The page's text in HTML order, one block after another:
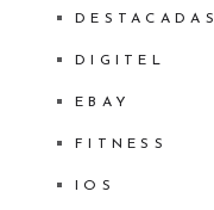
DESTACADAS
DIGITEL
EBAY
FITNESS
IOS